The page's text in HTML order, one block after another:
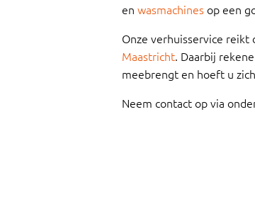
en wasmachines op een
Onze verhuisservice reikt
Maastricht. Daarbij
meebrengt en hoeft u
Neem contact op via